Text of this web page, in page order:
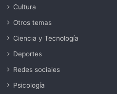
Cultura
Otros temas
Ciencia y Tecnología
Deportes
Redes sociales
Psicología